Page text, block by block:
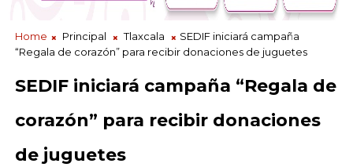
Home Principal Tlaxcala
SEDIF iniciará campaña
“Regala de corazón” para recibir donaciones de juguetes
SEDIF iniciará campaña “Regala de
corazón” para recibir donaciones
de juguetes